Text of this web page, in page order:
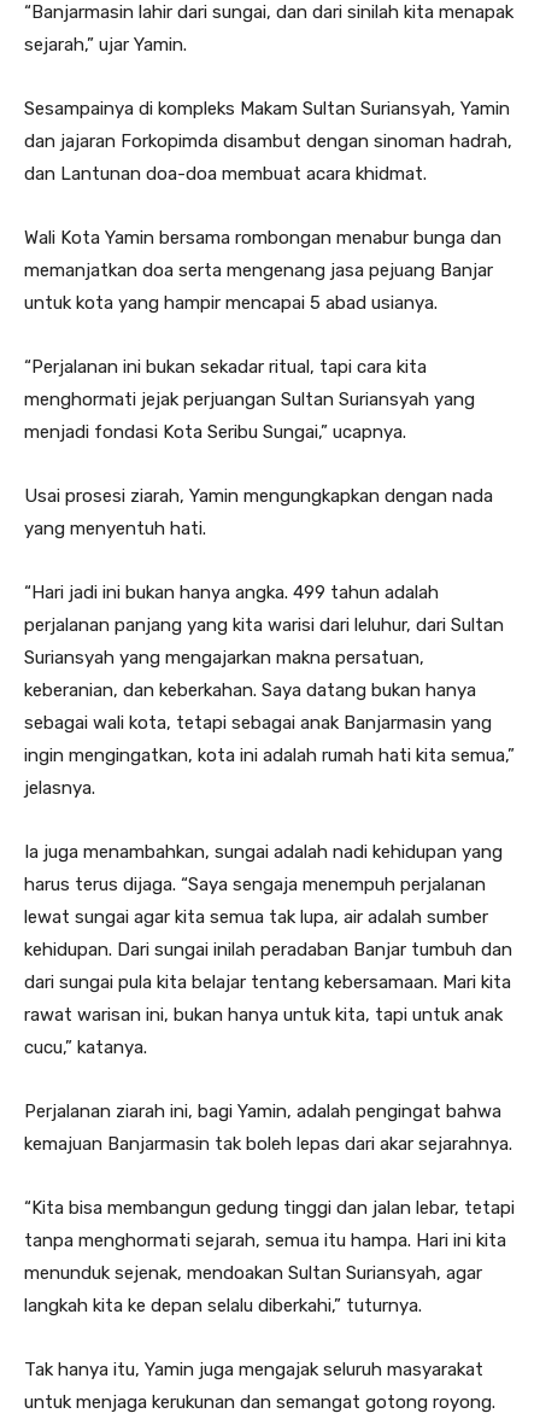
“Banjarmasin lahir dari sungai, dan dari sinilah kita menapak
sejarah,” ujar Yamin.
Sesampainya di kompleks Makam Sultan Suriansyah, Yamin
dan jajaran Forkopimda disambut dengan sinoman hadrah,
dan Lantunan doa-doa membuat acara khidmat.
Wali Kota Yamin bersama rombongan menabur bunga dan
memanjatkan doa serta mengenang jasa pejuang Banjar
untuk kota yang hampir mencapai 5 abad usianya.
“Perjalanan ini bukan sekadar ritual, tapi cara kita
menghormati jejak perjuangan Sultan Suriansyah yang
menjadi fondasi Kota Seribu Sungai,” ucapnya.
Usai prosesi ziarah, Yamin mengungkapkan dengan nada
yang menyentuh hati.
“Hari jadi ini bukan hanya angka. 499 tahun adalah
perjalanan panjang yang kita warisi dari leluhur, dari Sultan
Suriansyah yang mengajarkan makna persatuan,
keberanian, dan keberkahan. Saya datang bukan hanya
sebagai wali kota, tetapi sebagai anak Banjarmasin yang
ingin mengingatkan, kota ini adalah rumah hati kita semua,”
jelasnya.
Ia juga menambahkan, sungai adalah nadi kehidupan yang
harus terus dijaga. “Saya sengaja menempuh perjalanan
lewat sungai agar kita semua tak lupa, air adalah sumber
kehidupan. Dari sungai inilah peradaban Banjar tumbuh dan
dari sungai pula kita belajar tentang kebersamaan. Mari kita
rawat warisan ini, bukan hanya untuk kita, tapi untuk anak
cucu,” katanya.
Perjalanan ziarah ini, bagi Yamin, adalah pengingat bahwa
kemajuan Banjarmasin tak boleh lepas dari akar sejarahnya.
“Kita bisa membangun gedung tinggi dan jalan lebar, tetapi
tanpa menghormati sejarah, semua itu hampa. Hari ini kita
menunduk sejenak, mendoakan Sultan Suriansyah, agar
langkah kita ke depan selalu diberkahi,” tuturnya.
Tak hanya itu, Yamin juga mengajak seluruh masyarakat
untuk menjaga kerukunan dan semangat gotong royong.